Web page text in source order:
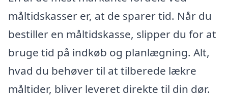
måltidskasser er, at de sparer tid. Når du
bestiller en måltidskasse, slipper du for at
bruge tid på indkøb og planlægning. Alt,
hvad du behøver til at tilberede lækre
måltider, bliver leveret direkte til din dør.